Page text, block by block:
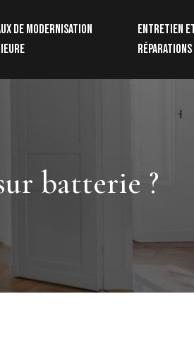
de modernisation
Entretien
réparations
batterie ?